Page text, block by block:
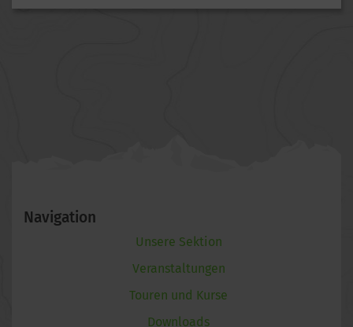
Navigation
Unsere Sektion
Veranstaltungen
Touren und Kurse
Downloads